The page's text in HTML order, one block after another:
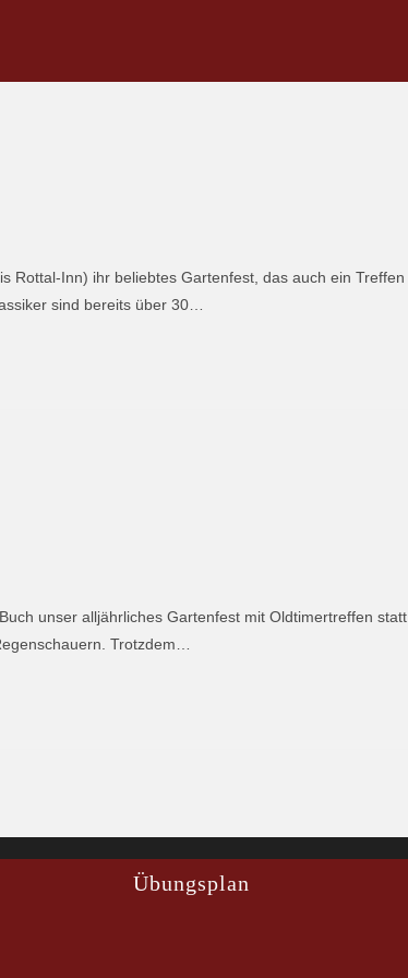
Rottal-Inn) ihr beliebtes Gartenfest, das auch ein Treffen
sind bereits über 30…
unser alljährliches Gartenfest mit Oldtimertreffen statt.
Trotzdem…
Übungsplan